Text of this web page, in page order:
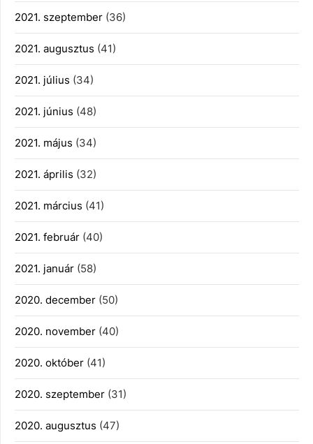
2021. szeptember (36)
2021. augusztus (41)
2021. július (34)
2021. június (48)
2021. május (34)
2021. április (32)
2021. március (41)
2021. február (40)
2021. január (58)
2020. december (50)
2020. november (40)
2020. október (41)
2020. szeptember (31)
2020. augusztus (47)